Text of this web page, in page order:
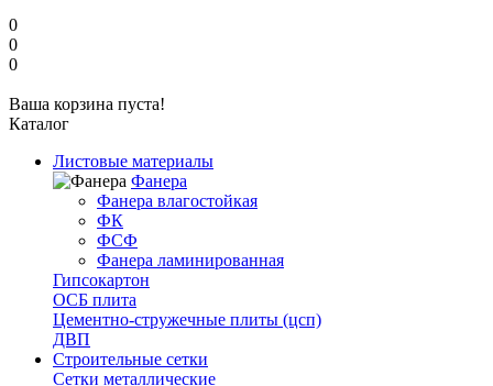
0
0
0
Ваша корзина пуста!
Каталог
Листовые материалы
Фанера
Фанера влагостойкая
ФК
ФСФ
Фанера ламинированная
Гипсокартон
ОСБ плита
Цементно-стружечные плиты (цсп)
ДВП
Строительные сетки
Сетки металлические